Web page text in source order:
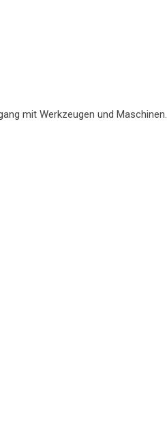
mit Werkzeugen und Maschinen.